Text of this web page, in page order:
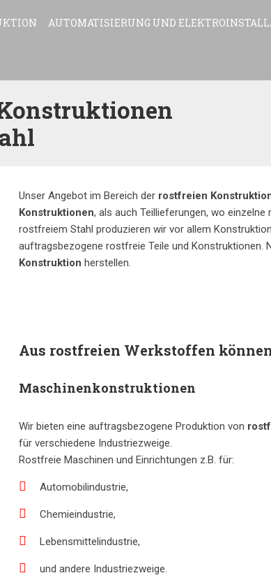
AUTOMATISIERUNG UND
Unser Angebot im Bereich der rostfreien
Konstruktionen, als auch Teillieferungen, wo
rostfreiem Stahl produzieren wir vor allem
auftragsbezogene rostfreie Teile und Konstruktionen.
Konstruktion herstellen.
Aus rostfreien Werkstoffen
Maschinenkonstruktionen
Wir bieten eine auftragsbezogene Produktion von
für verschiedene Industriezweige.
Rostfreie Maschinen und Einrichtungen z.B. für:
Automobilindustrie,
Chemieindustrie,
Lebensmittelindustrie,
und andere Industriezweige.